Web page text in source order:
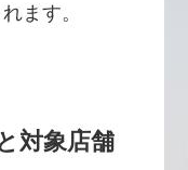
ます。
対象店舗